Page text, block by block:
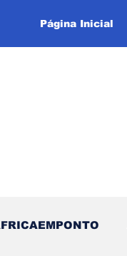
Página Inicial